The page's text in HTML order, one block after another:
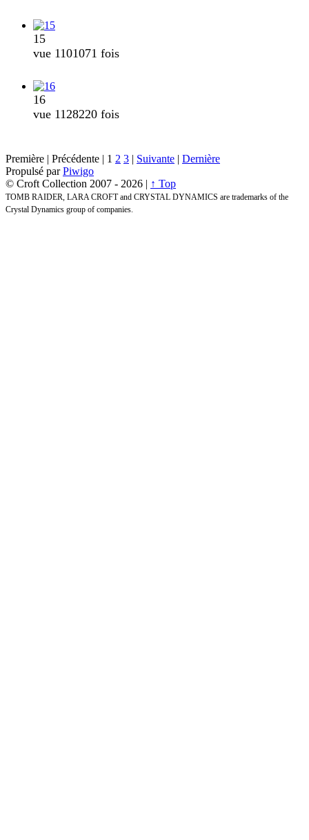
15
vue 1101071 fois
16
vue 1128220 fois
Première | Précédente | 1 2 3 | Suivante | Dernière
Propulsé parPiwigo
© Croft Collection 2007 - 2026 | ↑ Top
TOMB RAIDER, LARA CROFT and CRYSTAL DYNAMICS are trademarks of the
Crystal Dynamics group of companies.